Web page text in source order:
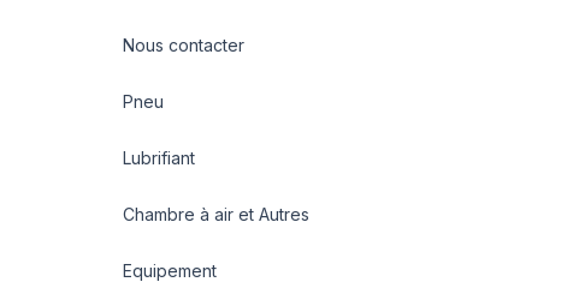
Nous contacter
Pneu
Lubrifiant
Chambre à air et Autres
Equipement